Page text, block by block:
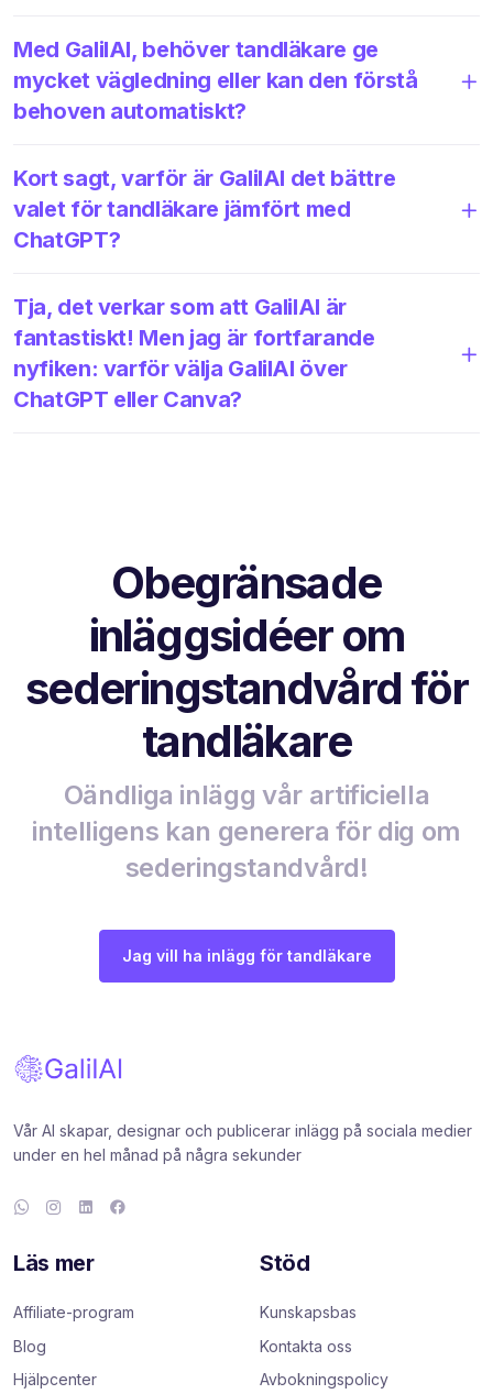
Med GalilAI, behöver tandläkare ge
mycket vägledning eller kan den förstå
behoven automatiskt?
Kort sagt, varför är GalilAI det bättre
valet för tandläkare jämfört med
ChatGPT?
Tja, det verkar som att GalilAI är
fantastiskt! Men jag är fortfarande
nyfiken: varför välja GalilAI över
ChatGPT eller Canva?
Obegränsade
inläggsidéer om
sederingstandvård för
tandläkare
Oändliga inlägg vår artificiella
intelligens kan generera för dig om
sederingstandvård!
Jag vill ha inlägg för tandläkare
Vår AI skapar, designar och publicerar inlägg på sociala medier
under en hel månad på några sekunder
Läs mer
Affiliate-program
Blog
Hjälpcenter
Stöd
Kunskapsbas
Kontakta oss
Avbokningspolicy